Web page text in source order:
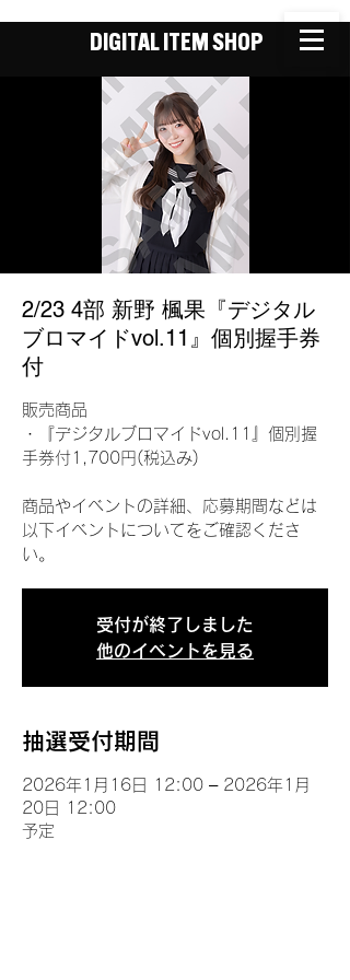
DIGITAL ITEM SHOP
2/23 4部 新野 楓果『デジタル
ブロマイドvol.11』個別握手券
付
販売商品
・『デジタルブロマイドvol.11』個別握
手券付1,700円(税込み)
商品やイベントの詳細、応募期間などは
以下イベントについてをご確認くださ
い。
受付が終了しました
他のイベントを見る
抽選受付期間
2026年1月16日 12:00 – 2026年1月
20日 12:00
予定